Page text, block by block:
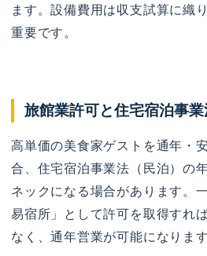
ます。設備費用は収支試算に織
重要です。
旅館業許可と住宅宿泊事
高単価の美食家ゲストを通年・
合、住宅宿泊事業法（民泊）の
ネックになる場合があります。
易宿所」として許可を取得すれ
なく、通年営業が可能になります